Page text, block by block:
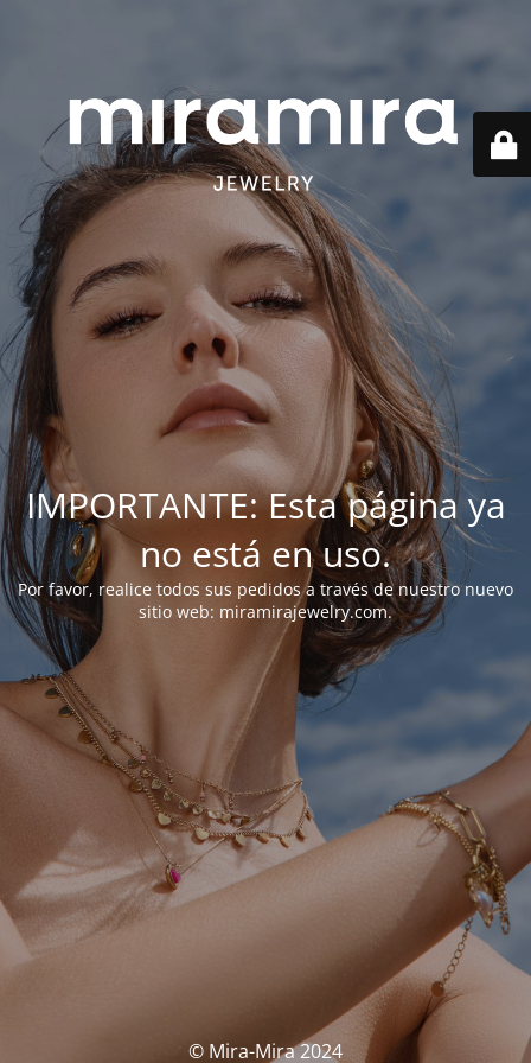
IMPORTANTE: Esta página ya
no está en uso.
Por favor, realice todos sus pedidos a través de nuestro nuevo
sitio web: miramirajewelry.com.
© Mira-Mira 2024